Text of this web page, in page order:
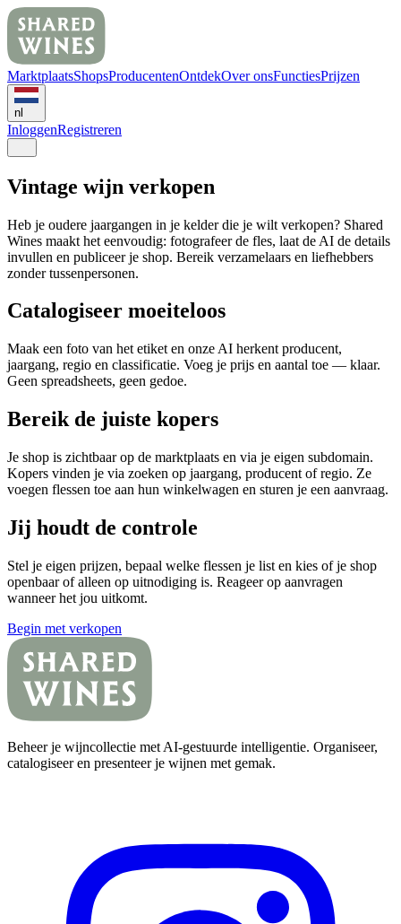
MarktplaatsShopsProducentenOntdekOver onsFunctiesPrijzen
nl
InloggenRegistreren
Vintage wijn verkopen
Heb je oudere jaargangen in je kelder die je wilt verkopen? Shared
Wines maakt het eenvoudig: fotografeer de fles, laat de AI de details
invullen en publiceer je shop. Bereik verzamelaars en liefhebbers
zonder tussenpersonen.
Catalogiseer moeiteloos
Maak een foto van het etiket en onze AI herkent producent,
jaargang, regio en classificatie. Voeg je prijs en aantal toe — klaar.
Geen spreadsheets, geen gedoe.
Bereik de juiste kopers
Je shop is zichtbaar op de marktplaats en via je eigen subdomain.
Kopers vinden je via zoeken op jaargang, producent of regio. Ze
voegen flessen toe aan hun winkelwagen en sturen je een aanvraag.
Jij houdt de controle
Stel je eigen prijzen, bepaal welke flessen je list en kies of je shop
openbaar of alleen op uitnodiging is. Reageer op aanvragen
wanneer het jou uitkomt.
Begin met verkopen
Beheer je wijncollectie met AI-gestuurde intelligentie. Organiseer,
catalogiseer en presenteer je wijnen met gemak.